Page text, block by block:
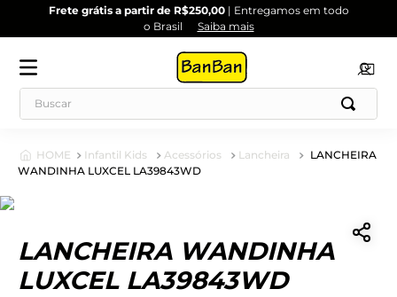
Frete grátis a partir de R$250,00| Entregamos em todo
o Brasil
Saiba mais
Infantil Kids Acessórios Lancheira
LANCHEIRA
WANDINHA LUXCEL LA39843WD
LANCHEIRA WANDINHA
LUXCEL LA39843WD